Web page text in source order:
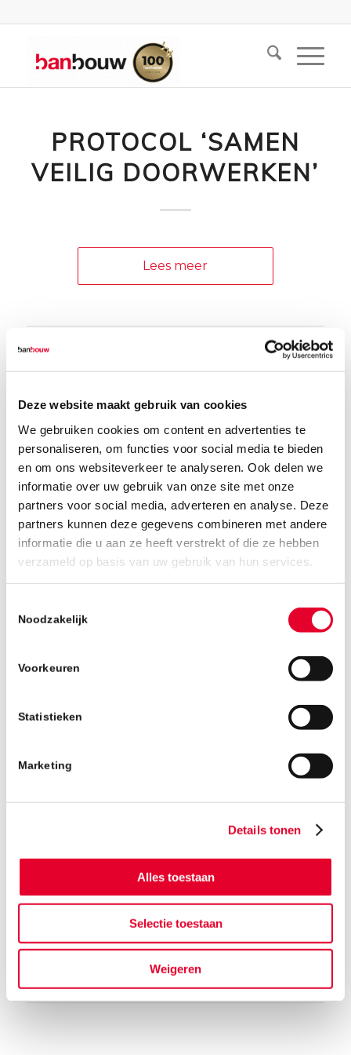
Deze website maakt gebruik van cookies
We gebruiken cookies om content en advertenties te
personaliseren, om functies voor social media te bieden
en om ons websiteverkeer te analyseren. Ook delen we
informatie over uw gebruik van onze site met onze
partners voor social media, adverteren en analyse. Deze
partners kunnen deze gegevens combineren met andere
informatie die u aan ze heeft verstrekt of die ze hebben
verzameld op basis van uw gebruik van hun services.
Noodzakelijk
Voorkeuren
Statistieken
Marketing
Details tonen
Alles toestaan
Selectie toestaan
Weigeren
PROTOCOL ‘SAMEN
VEILIG DOORWERKEN’
Lees meer
MAATREGELEN
CORONAVIRUS
Lees meer
DISTRIBUTIECENTRUM
KATSBOGTEN IS
OFFICIËEL BREEAM
GECERTIFICEERD
Lees meer
11 MAART 2020